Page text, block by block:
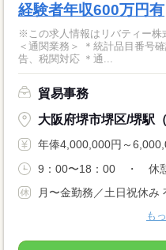
経験者年収600万円有
※この求人情報はリバティー株
＜通関業務＞ ＊統計品目番号確認・輸入申告書作成 ＊税関への申
告、税関対応 ＊通...
貿易事務
大阪府堺市堺区/堺駅
年俸4,000,000円～
9：00〜18：00 ・ 休
月〜金勤務／土日祝休み
も